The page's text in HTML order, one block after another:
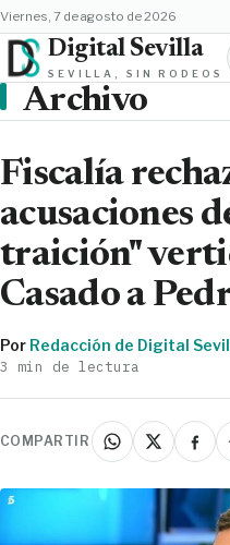
viernes, 7 de agosto de 2026
Digital Sevilla
SEVILLA, SIN RODEOS
Archivo
Fiscalía
acusaciones
traición"
Casado a
Por Redacción de Digital
3 min de lectura
COMPARTIR